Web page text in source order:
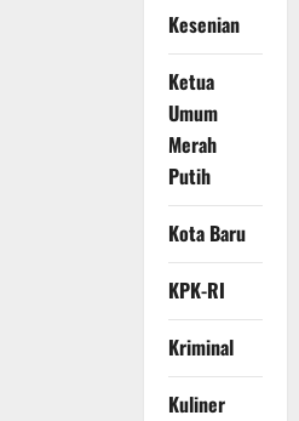
Kesenian
Ketua
Umum
Merah
Putih
Kota Baru
KPK-RI
Kriminal
Kuliner